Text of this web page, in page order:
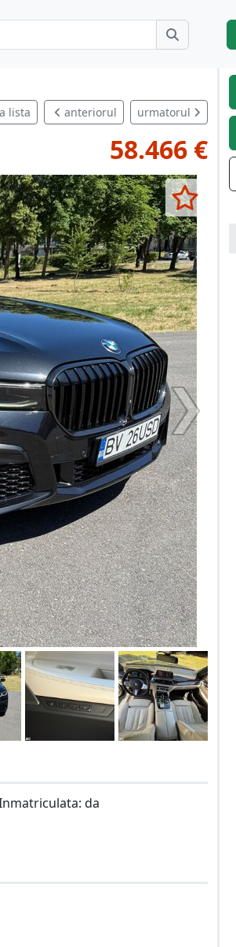
lista anteriorul urmatorul
58.466 €
da